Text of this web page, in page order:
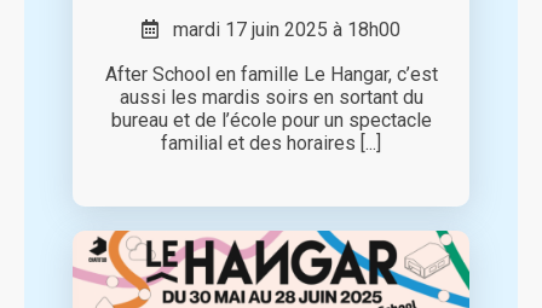
mardi 17 juin 2025 à 18h00
After School en famille Le Hangar, c’est
aussi les mardis soirs en sortant du
bureau et de l’école pour un spectacle
familial et des horaires [...]